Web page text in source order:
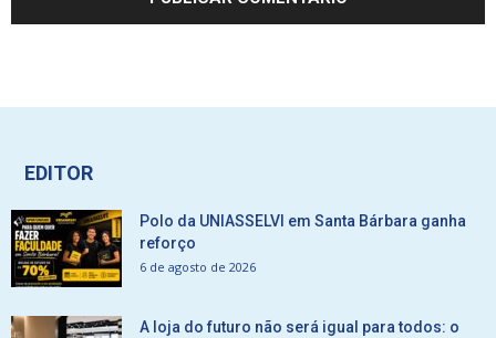
EDITOR
Polo da UNIASSELVI em Santa Bárbara ganha
reforço
6 de agosto de 2026
A loja do futuro não será igual para todos: o